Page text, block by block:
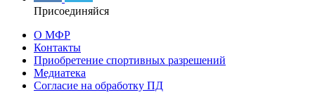
Присоединяйся
О МФР
Контакты
Приобретение спортивных разрешений
Медиатека
Согласие на обработку ПД